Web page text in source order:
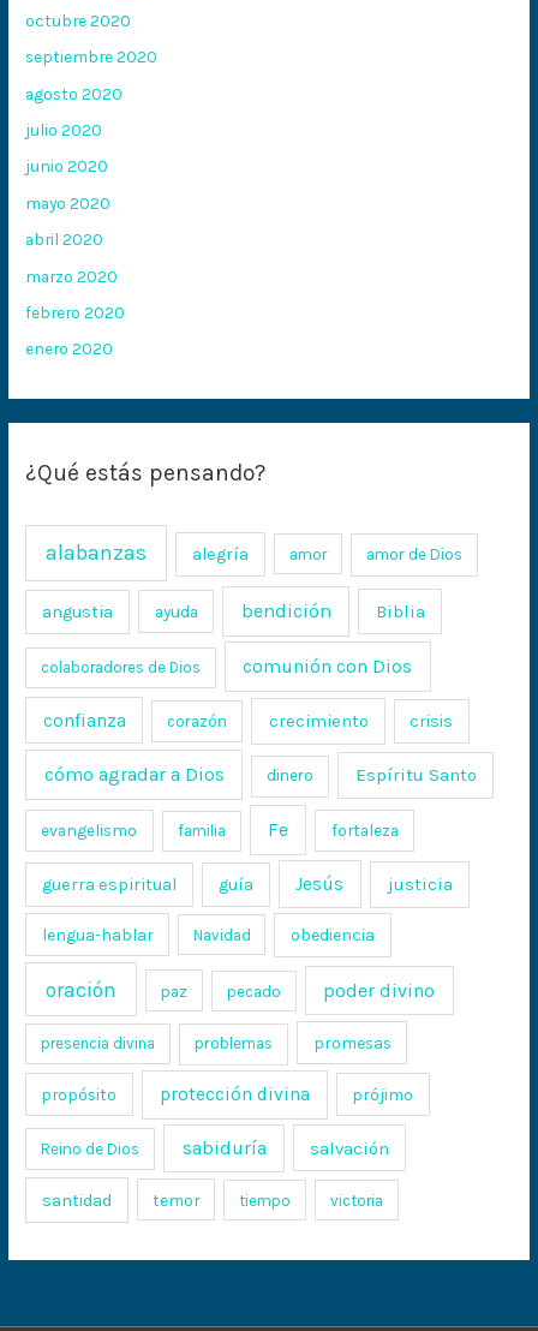
octubre 2020
septiembre 2020
agosto 2020
julio 2020
junio 2020
mayo 2020
abril 2020
marzo 2020
febrero 2020
enero 2020
¿Qué estás pensando?
alabanzas alegría amor amor de Dios
angustia ayuda bendición Biblia
colaboradores de Dios comunión con Dios
confianza corazón crecimiento crisis
cómo agradar a Dios dinero Espíritu Santo
evangelismo familia Fe fortaleza
guerra espiritual guía Jesús justicia
lengua-hablar Navidad obediencia
oración paz pecado poder divino
presencia divina problemas promesas
propósito protección divina prójimo
Reino de Dios sabiduría salvación
santidad temor tiempo victoria